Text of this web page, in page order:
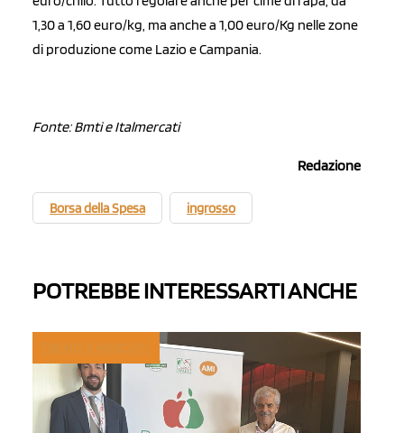
1,30 a 1,60 euro/kg, ma anche a 1,00 euro/Kg nelle zone
di produzione come Lazio e Campania.
Fonte: Bmti e Italmercati
Redazione
Borsa della Spesa ingrosso
POTREBBE INTERESSARTI ANCHE